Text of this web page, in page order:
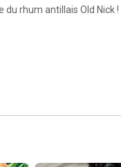
du rhum antillais Old Nick !